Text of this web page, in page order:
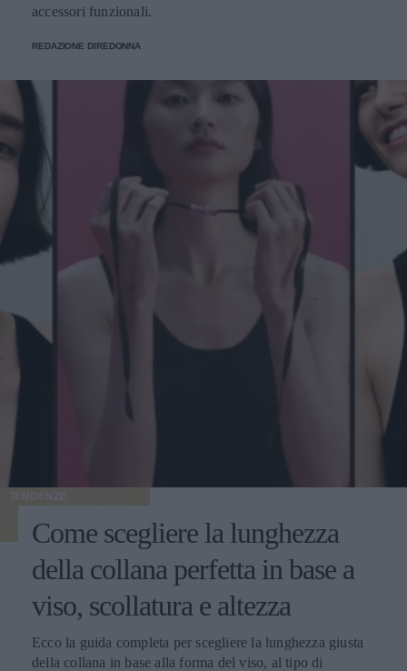
accessori funzionali.
REDAZIONE DIREDONNA
TENDENZE
Come scegliere la lunghezza
della collana perfetta in base a
viso, scollatura e altezza
Ecco la guida completa per scegliere la lunghezza giusta
della collana in base alla forma del viso, al tipo di